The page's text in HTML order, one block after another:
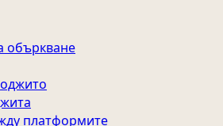
объркване
платформите